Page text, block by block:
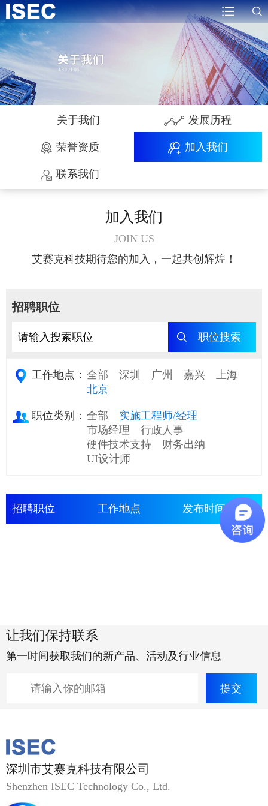
关于我们 发展历程
荣誉资质 加入我们
联系我们
加入我们
JOIN US
艾赛克科技期待您的加入，一起共创辉煌！
招聘职位
职位搜索
工作地点： 全部 深圳 广州 嘉兴
上海
北京
职位类别： 全部
实施工程师/经理
市场经理
行政人事
硬件技术支持
财务出纳
UI设计师
招聘职位 工作地点 发布时间
让我们保持联系
第一时间获取我们的新产品、活动及行业信息
深圳市艾赛克科技有限公司
Shenzhen ISEC Technology Co., Ltd.